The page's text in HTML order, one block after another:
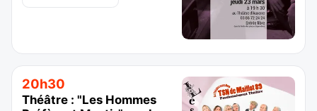
20h30
Théâtre : "Les Hommes